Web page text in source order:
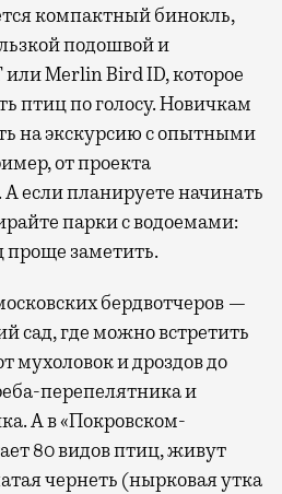
компактный бинокль,
подошвой и
Merlin Bird ID, которое
птиц по голосу. Новичкам
на экскурсию с опытными
от проекта
если планируете начинать
парки с водоемами:
заметить.
бердвотчеров —
сад, где можно встретить
мухоловок и дроздов до
перепелятника и
А в «Покровском-
80 видов птиц, живут
чернеть (нырковая утка